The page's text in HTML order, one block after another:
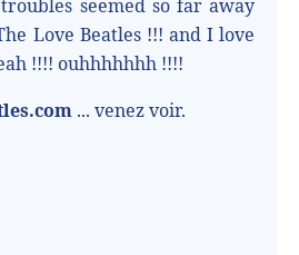
seemed so far away
Love Beatles !!! and I love
!!!! ouhhhhhhh !!!!
... venez voir.